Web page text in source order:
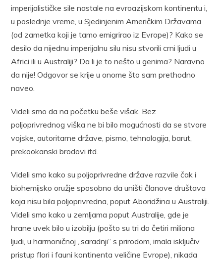
imperijalističke sile nastale na evroazijskom kontinentu i,
u poslednje vreme, u Sjedinjenim Američkim Državama
(od zametka koji je tamo emigrirao iz Evrope)? Kako se
desilo da nijednu imperijalnu silu nisu stvorili crni ljudi u
Africi ili u Australiji? Da li je to nešto u genima? Naravno
da nije! Odgovor se krije u onome što sam prethodno
naveo.
Videli smo da na početku beše višak. Bez
poljoprivrednog viška ne bi bilo mogućnosti da se stvore
vojske, autoritarne države, pismo, tehnologija, barut,
prekookanski brodovi itd.
Videli smo kako su poljoprivredne države razvile čak i
biohemijsko oružje sposobno da uništi članove društava
koja nisu bila poljoprivredna, poput Aboridžina u Australiji.
Videli smo kako u zemljama poput Australije, gde je
hrane uvek bilo u izobilju (pošto su tri do četiri miliona
ljudi, u harmoničnoj „saradnji“ s prirodom, imala isključiv
pristup flori i fauni kontinenta veličine Evrope), nikada